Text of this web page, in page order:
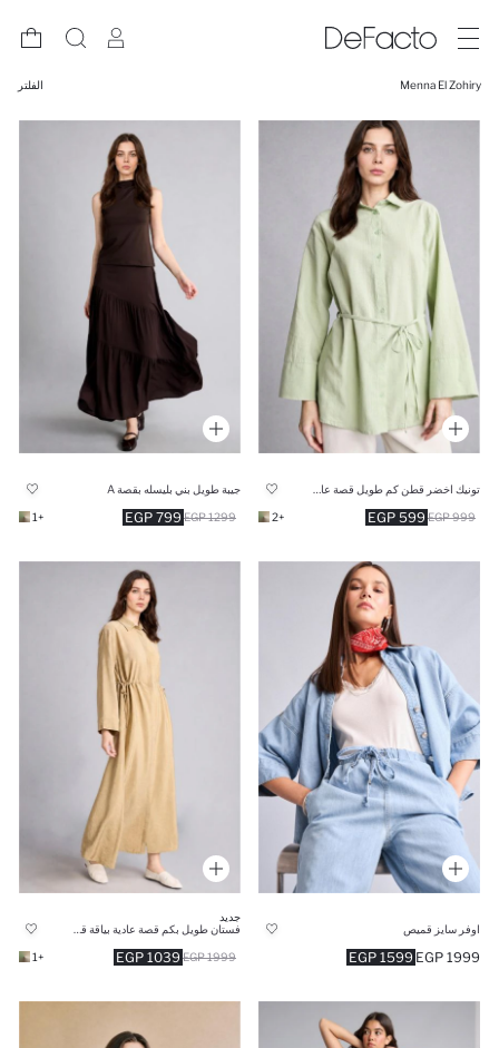
Menna El Zohiry الفلتر
599 EGP 999 EGP
+2
جيبة طويل بني بليسله بقصة A
799 EGP 1299 EGP
+1
اوفر سايز قميص
1599 EGP 1999 EGP
جديد
1039 EGP 1999 EGP
+1